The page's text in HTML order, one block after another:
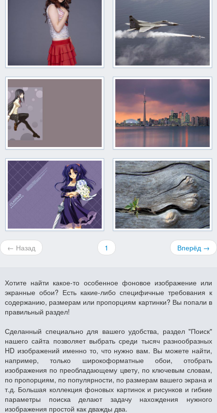
← Назад 1 Вперёд →
Хотите найти какое-то особенное фоновое изображение или
экранные обои? Есть какие-либо специфичные требования к
содержанию, размерам или пропорциям картинки? Вы попали в
правильный раздел!
Сделанный специально для вашего удобства, раздел "Поиск"
нашего сайта позволяет выбрать среди тысяч разнообразных
HD изображений именно то, что нужно вам. Вы можете найти,
например, только широкоформатные обои, отобрать
изображения по преобладающему цвету, по ключевым словам,
по пропорциям, по популярности, по размерам вашего экрана и
т.д. Большая коллекция фоновых картинок и рисунков и гибкие
параметры поиска делают задачу нахождения нужного
изображения простой как дважды два.